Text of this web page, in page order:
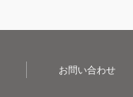
お問い合わせ